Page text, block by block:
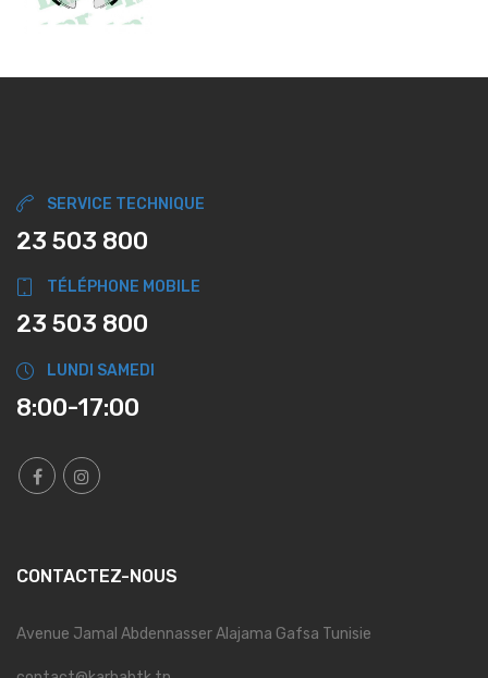
SERVICE TECHNIQUE
23 503 800
TÉLÉPHONE MOBILE
23 503 800
LUNDI SAMEDI
8:00-17:00
CONTACTEZ-NOUS
Avenue Jamal Abdennasser Alajama Gafsa Tunisie